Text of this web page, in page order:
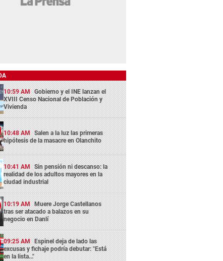
10:59 AM Gobierno y el INE lanzan el
XVIII Censo Nacional de Población y
Vivienda
10:48 AM Salen a la luz las primeras
hipótesis de la masacre en Olanchito
10:41 AM Sin pensión ni descanso: la
realidad de los adultos mayores en la
ciudad industrial
10:19 AM Muere Jorge Castellanos
tras ser atacado a balazos en su
negocio en Danlí
09:25 AM Espinel deja de lado las
excusas y fichaje podría debutar: "Está
en la lista..."